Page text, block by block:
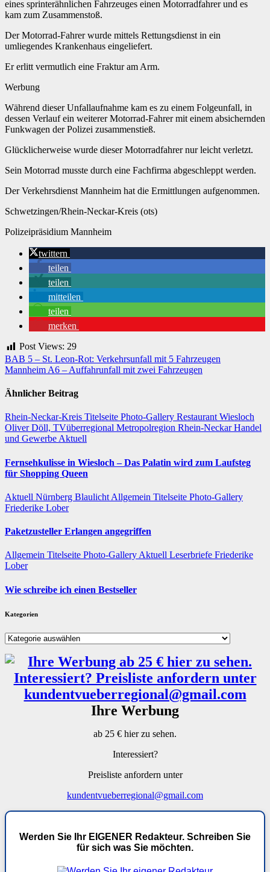
eines sprinterähnlichen Fahrzeuges einen Motorradfahrer und es
kam zum Zusammenstoß.
Der Motorrad-Fahrer wurde mittels Rettungsdienst in ein
umliegendes Krankenhaus eingeliefert.
Er erlitt vermutlich eine Fraktur am Arm.
Werbung
Während dieser Unfallaufnahme kam es zu einem Folgeunfall, in
dessen Verlauf ein weiterer Motorrad-Fahrer mit einem absichernden
Funkwagen der Polizei zusammenstieß.
Glücklicherweise wurde dieser Motorradfahrer nur leicht verletzt.
Sein Motorrad musste durch eine Fachfirma abgeschleppt werden.
Der Verkehrsdienst Mannheim hat die Ermittlungen aufgenommen.
Schwetzingen/Rhein-Neckar-Kreis (ots)
Polizeipräsidium Mannheim
twittern
teilen
teilen
mitteilen
teilen
merken
Post Views: 29
Beitragsnavigation
BAB 5 – St. Leon-Rot: Verkehrsunfall mit 5 Fahrzeugen
Mannheim A6 – Auffahrunfall mit zwei Fahrzeugen
Ähnlicher Beitrag
Rhein-Neckar-Kreis Titelseite Photo-Gallery Restaurant Wiesloch
Oliver Döll, TVüberregional Metropolregion Rhein-Neckar Handel
und Gewerbe Aktuell
Fernsehkulisse in Wiesloch – Das Palatin wird zum Laufsteg
für Shopping Queen
Aktuell Nürnberg Blaulicht Allgemein Titelseite Photo-Gallery
Friederike Lober
Paketzusteller Erlangen angegriffen
Allgemein Titelseite Photo-Gallery Aktuell Leserbriefe Friederike
Lober
Wie schreibe ich einen Bestseller
Kategorien
Kategorien
Ihre Werbung
ab 25 € hier zu sehen.
Interessiert?
Preisliste anfordern unter
kundentvueberregional@gmail.com
Werden Sie Ihr EIGENER Redakteur. Schreiben Sie
für sich was Sie möchten.